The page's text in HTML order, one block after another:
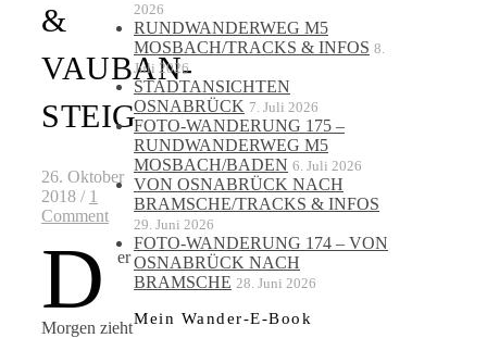
&
VAUBAN-
STEIG
26. Oktober
2018 / 1
Comment
D er
Morgen zieht
2026
RUNDWANDERWEG M5
MOSBACH/TRACKS & INFOS 8.
Juli 2026
STADTANSICHTEN
OSNABRÜCK 7. Juli 2026
FOTO-WANDERUNG 175 –
RUNDWANDERWEG M5
MOSBACH/BADEN 6. Juli 2026
VON OSNABRÜCK NACH
BRAMSCHE/TRACKS & INFOS
29. Juni 2026
FOTO-WANDERUNG 174 – VON
OSNABRÜCK NACH
BRAMSCHE 28. Juni 2026
Mein Wander-E-Book